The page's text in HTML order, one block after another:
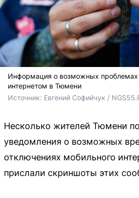
Информация о возможных
интернетом в Тюмени
Источник: Евгений Софийчук /
Несколько жителей Тюмени
уведомления о возможных
отключениях мобильного
прислали скриншоты этих